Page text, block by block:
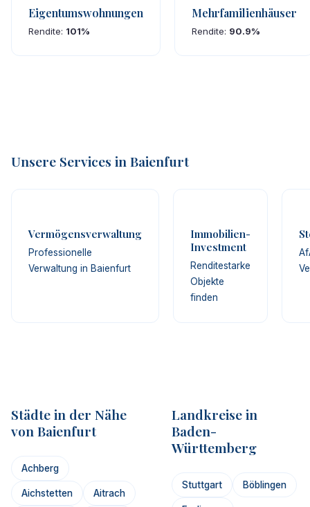
Eigentumswohnungen
Rendite: 101%
Mehrfamilienhäuser
Rendite: 90.9%
Unsere Services in Baienfurt
Vermögensverwaltung
Professionelle
Verwaltung in Baienfurt
Immobilien-
Investment
Renditestarke
Objekte
finden
Städte in der Nähe
von Baienfurt
Achberg
Aichstetten Aitrach
Landkreise in
Baden-
Württemberg
Stuttgart Böblingen